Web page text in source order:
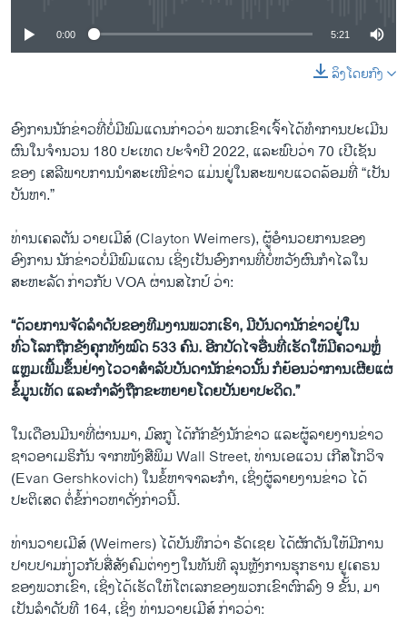
0:00 5:21
ລິງໂດຍກົງ
ອົງການນັກຂ່າວທີ່ບໍ່ມີພົມແດນກ່າວວ່າ ພວກເຂົາເຈົ້າໄດ້ທຳການປະເມີນ
ຜົນໃນຈໍານວນ 180 ປະເທດ ປະຈໍາປີ 2022, ແລະພົບວ່າ 70 ເປີເຊັນ
ຂອງ ​ເສ​ລີ​ພາບການນໍາສະເໜີຂ່າວ ແມ່ນຢູ່ໃນສະພາບແວດລ້ອມທີ່ “ເປັນ
ບັນຫາ.”
ທ່ານເຄລຕັນ ວາຍເມີສ໌ (Clayton Weimers), ຜູ້ອໍານວຍການຂອງ
ອົງການ ນັກຂ່າວບໍ່ມີພົມແດນ ເຊິ່ງ​ເປັນ​ອົງ​ການ​ທີ່​ບໍ່​ຫວັງ​ຜົນ​ກຳ​ໄລໃນ
ສະຫະລັດ ກ່າວກັບ VOA ຜ່ານສໄກປ໌ ວ່າ:
“ດ້ວຍການຈັດລໍາດັບຂອງທີມງານພວກເຮົາ, ມີບັນດານັກຂ່າວຢູ່ໃນ
ທົ່ວໂລກຖືກຂັງຄຸກທັງໝົດ 533 ຄົນ. ອີກປັດໄຈອື່ນທີ່ເຮັດໃຫ້ມີຄວາມ​ຫຼໍ່​
ແຫຼມເພີ້ມຂຶ້ນຢ່າງໄວວາສໍາລັບບັນດານັກຂ່າວນັ້ນ ກໍຍ້ອນວ່າການເຜີຍແຜ່
ຂໍ້ມູນ​ເທັດ ແລະກໍາລັງຖືກຂະຫຍາຍໂດຍ​ປັນ​ຍາ​ປະ​ດິດ.”
ໃນເດືອນມີນາທີ່ຜ່ານມາ, ມົສກູ ໄດ້ກັກຂັງນັກຂ່າວ ແລະຜູ້ລາຍງານຂ່າວ
ຊາວອາເມຣິກັນ ຈາກ​ໜັງ​ສື​ພິມ Wall Street, ທ່ານເອແວນ ເກີສໂກວິຈ
(Evan Gershkovich) ໃນຂໍ້ຫາຈາລະກໍາ, ເຊິ່ງຜູ້ລາຍງານຂ່າວ ໄດ້
ປະຕິເສດ ຕໍ່ຂໍ້ກ່າວຫາດັ່ງກ່າວນີ້.
ທ່ານວາຍເມີສ໌ (Weimers) ໄດ້ບັນທຶກວ່າ ຣັດເຊຍ ໄດ້ຜັກດັນໃຫ້ມີການ
ປາບປາມກ່ຽວກັບສື່ສັງຄົມຕ່າງໆໃນທັນທີ ລຸນຫຼັງການຮຸກຮານ ຢູເຄຣນ
ຂອງພວກເຂົາ, ເຊິ່ງໄດ້ເຮັດໃຫ້ໂຕເລກຂອງພວກເຂົາຕົກລົງ 9 ຂັ້ນ, ມາ
ເປັນລໍາດັບທີ 164, ເຊິ່ງ ທ່ານວາຍເມີສ໌ ກ່າວວ່າ: